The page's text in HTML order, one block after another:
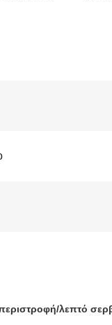
περιστροφή/λεπτό